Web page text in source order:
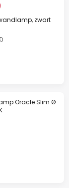
zwart
Oracle Slim Ø